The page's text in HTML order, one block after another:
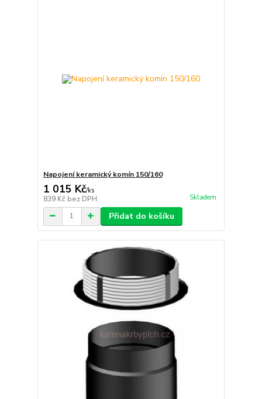
Napojení keramický komín 150/160
1 015 Kč/ks
839 Kč bez DPH Skladem
Přidat do košíku